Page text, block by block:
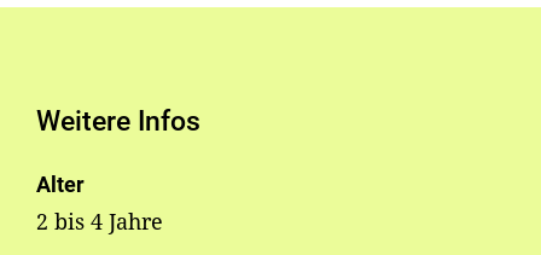
Weitere Infos
Alter
2 bis 4 Jahre